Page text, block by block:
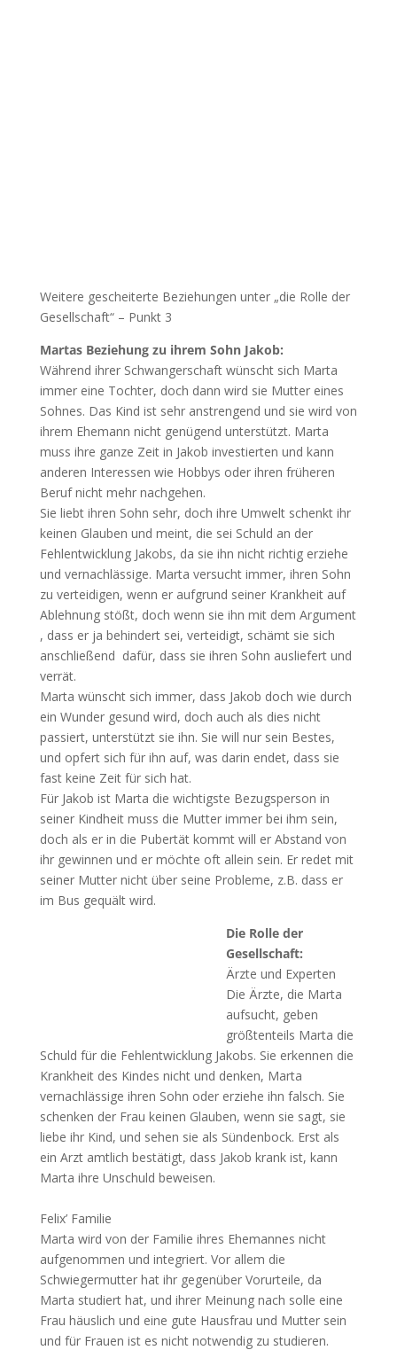
Weitere gescheiterte Beziehungen unter „die Rolle der
Gesellschaft“ – Punkt 3
Martas Beziehung zu ihrem Sohn Jakob:
Während ihrer Schwangerschaft wünscht sich Marta
immer eine Tochter, doch dann wird sie Mutter eines
Sohnes. Das Kind ist sehr anstrengend und sie wird von
ihrem Ehemann nicht genügend unterstützt. Marta
muss ihre ganze Zeit in Jakob investierten und kann
anderen Interessen wie Hobbys oder ihren früheren
Beruf nicht mehr nachgehen.
Sie liebt ihren Sohn sehr, doch ihre Umwelt schenkt ihr
keinen Glauben und meint, die sei Schuld an der
Fehlentwicklung Jakobs, da sie ihn nicht richtig erziehe
und vernachlässige. Marta versucht immer, ihren Sohn
zu verteidigen, wenn er aufgrund seiner Krankheit auf
Ablehnung stößt, doch wenn sie ihn mit dem Argument
, dass er ja behindert sei, verteidigt, schämt sie sich
anschließend dafür, dass sie ihren Sohn ausliefert und
verrät.
Marta wünscht sich immer, dass Jakob doch wie durch
ein Wunder gesund wird, doch auch als dies nicht
passiert, unterstützt sie ihn. Sie will nur sein Bestes,
und opfert sich für ihn auf, was darin endet, dass sie
fast keine Zeit für sich hat.
Für Jakob ist Marta die wichtigste Bezugsperson in
seiner Kindheit muss die Mutter immer bei ihm sein,
doch als er in die Pubertät kommt will er Abstand von
ihr gewinnen und er möchte oft allein sein. Er redet mit
seiner Mutter nicht über seine Probleme, z.B. dass er
im Bus gequält wird.
Die Rolle der
Gesellschaft:
Ärzte und Experten
Die Ärzte, die Marta
aufsucht, geben
größtenteils Marta die
Schuld für die Fehlentwicklung Jakobs. Sie erkennen die
Krankheit des Kindes nicht und denken, Marta
vernachlässige ihren Sohn oder erziehe ihn falsch. Sie
schenken der Frau keinen Glauben, wenn sie sagt, sie
liebe ihr Kind, und sehen sie als Sündenbock. Erst als
ein Arzt amtlich bestätigt, dass Jakob krank ist, kann
Marta ihre Unschuld beweisen.
Felix’ Familie
Marta wird von der Familie ihres Ehemannes nicht
aufgenommen und integriert. Vor allem die
Schwiegermutter hat ihr gegenüber Vorurteile, da
Marta studiert hat, und ihrer Meinung nach solle eine
Frau häuslich und eine gute Hausfrau und Mutter sein
und für Frauen ist es nicht notwendig zu studieren.